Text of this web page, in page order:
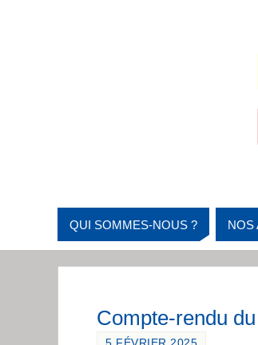
QUI SOMMES-NOUS ? NOS
Compte-rendu